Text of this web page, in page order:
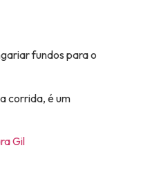
fundos para o
corrida, é um
Gil